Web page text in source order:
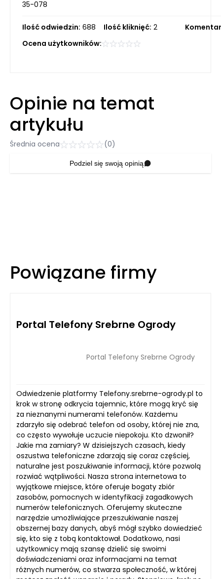
35-078
Ilość odwiedzin: 688 Ilość kliknięć: 2
Ocena użytkowników:
Opinie na temat
artykułu
Średnia ocena (0)
Podziel się swoją opinią
Powiązane firmy
Portal Telefony Srebrne Ogrody
Portal Telefony Srebrne Ogrody
Odwiedzenie platformy Telefony.srebrne-ogrody.pl to
krok w stronę odkrycia tajemnic, które mogą kryć się
za nieznanymi numerami telefonów. Każdemu
zdarzyło się odebrać telefon od osoby, której nie zna,
co często wywołuje uczucie niepokoju. Kto dzwonił?
Jakie ma zamiary? W dzisiejszych czasach, kiedy
oszustwa telefoniczne zdarzają się coraz częściej,
naturalne jest poszukiwanie informacji, które pozwolą
rozwiać wątpliwości. Nasza strona internetowa to
wyjątkowe miejsce, które oferuje bogaty zbiór
zasobów, pomocnych w identyfikacji zagadkowych
numerów telefonicznych. Oferujemy skuteczne
narzędzie umożliwiające przeszukiwanie naszej
obszernej bazy danych, abyś mógł szybko dowiedzieć
się, kto się z tobą kontaktował. Dodatkowo, nasi
użytkownicy mają szansę dzielić się swoimi
doświadczeniami oraz informacjami na temat
różnych numerów, co stwarza społeczność, w której